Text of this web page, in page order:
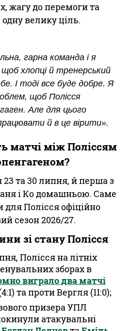
жагу до перемоги та
велику ціль.
гарна команда і я
хлопці й тренерський
І тоді все буде добре. Я
щоб Полісся
Але для цього
й в це вірити».
матчі між Поліссям
23 та 30 липня, й перша з
і Ко домашньою. Саме
Полісся офіційно
сезон 2026/27.
зі стану Полісся
Полісся на літніх
зборах в
виграло два матчі
та проти Вергля (11:0);
призера УПЛ
атакувальні